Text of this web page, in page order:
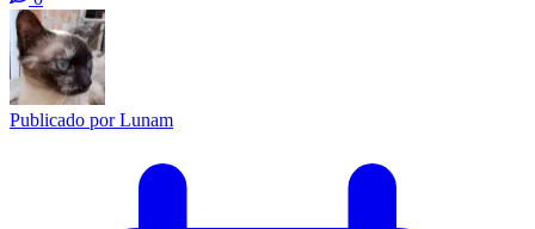
Publicado porLunam